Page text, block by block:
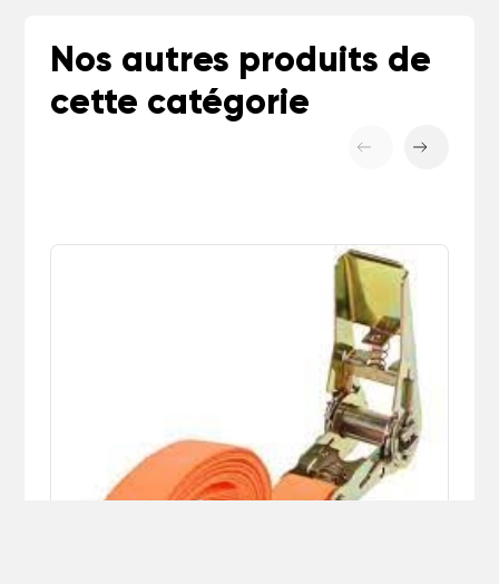
Nos autres produits de
cette catégorie